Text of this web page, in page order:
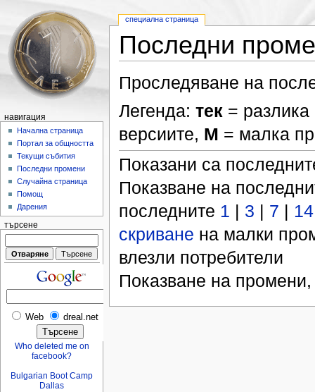
Последни
Проследяване на
Легенда: тек= разлика
версиите, М = малка
Показани са
Показване на
последните 1 | 3 | 7 | 14
скриване на малки
влезли потребители
Показване на
специална страница
навигация
Начална страница
Портал за общността
Текущи събития
Последни промени
Случайна страница
Помощ
Дарения
търсене
Web dreal.net
Who deleted me on
facebook?
Bulgarian Boot Camp
Dallas